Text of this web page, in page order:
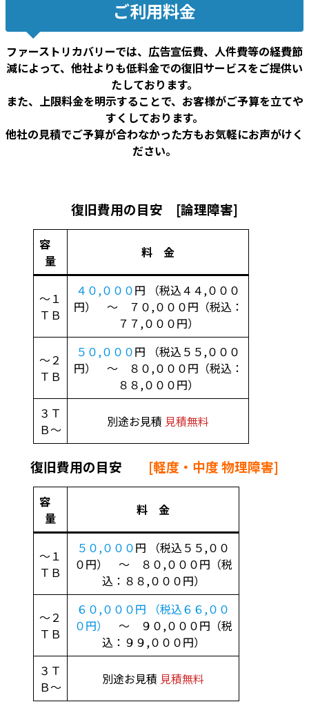
ご利用料金
ファーストリカバリーでは、広告宣伝費、人件費等の経費節
減によって、他社よりも低料金での復旧サービスをご提供い
たしております。
また、上限料金を明示することで、お客様がご予算を立てや
すくしております。
他社の見積でご予算が合わなかった方もお気軽にお声がけく
ださい。
復旧費用の目安 [論理障害]
容
量
料 金
～１
ＴＢ
４０,０００円 （税込４４,０００
円） ～ ７０,０００円（税込：
７７,０００円）
～２
ＴＢ
５０,０００円 （税込５５,０００
円） ～ ８０,０００円（税込：
８８,０００円）
３Ｔ
Ｂ～
別途お見積 見積無料
復旧費用の目安 [軽度・中度 物理障害]
容
量
料 金
～１
ＴＢ
５０,０００円 （税込５５,００
０円） ～ ８０,０００円（税
込：８８,０００円）
～２
ＴＢ
６０,０００円 （税込６６,００
０円）
～ ９０,０００円（税
込：９９,０００円）
３Ｔ
Ｂ～
別途お見積 見積無料